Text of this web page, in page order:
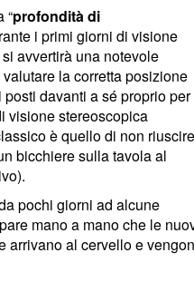
“profondità di
i primi giorni di visione
avvertirà una notevole
la corretta posizione
davanti a sé proprio per
visione stereoscopica
è quello di non riuscire
bicchiere sulla tavola al
pochi giorni ad alcune
mano a mano che le
arrivano al cervello e